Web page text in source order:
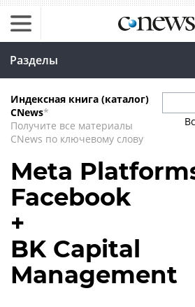
Разделы
Индексная книга (каталог)
CNews*
Получите все материалы
CNews по ключевому слову
Meta
Facebook
+
BK Capital
Management